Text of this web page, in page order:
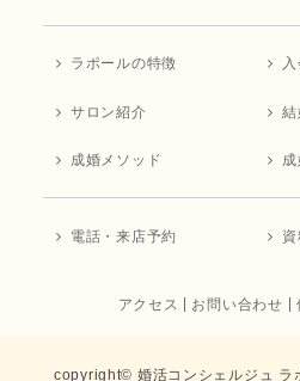
ラポールの特徴
サロン紹介 結
成婚メソッド
電話・来店予約
アクセス お問い合わせ
copyright© 婚活コンシェルジュ